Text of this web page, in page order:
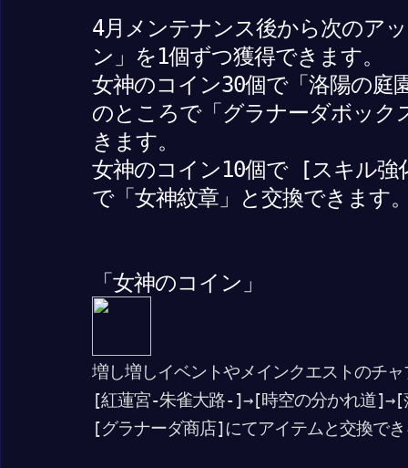
4月メンテナンス後から次のア
ン」を1個ずつ獲得できます。
女神のコイン30個で「洛陽の庭
のところで「グラナーダボッ
きます。
女神のコイン10個で [スキル
で「女神紋章」と交換できます
「女神のコイン」
増し増しイベントやメインクエストのチ
[紅蓮宮-朱雀大路-]→[時空の分かれ道]→[
[グラナーダ商店]にてアイテムと交換で